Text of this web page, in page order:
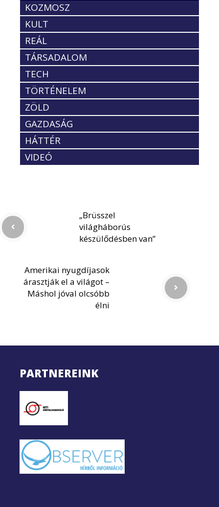
KOZMOSZ
KULT
REÁL
TÁRSADALOM
TECH
TÖRTÉNELEM
ZÖLD
GAZDASÁG
HÁTTÉR
VIDEÓ
„Brüsszel
világháborús
készülődésben van”
Amerikai nyugdíjasok
árasztják el a világot –
Máshol jóval olcsóbb
élni
PARTNEREINK